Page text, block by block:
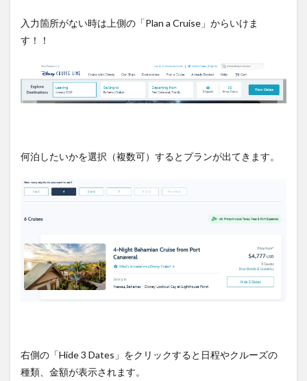
予約
時に
ック
して
おき
たい
め
入力箇所がない時は上側の「Plan a Cruise」からいけま
す！！
何泊したいかを選択（複数可）するとプランが出てきます。
右側の「Hide 3 Dates」をクリックすると日程やクルーズの
種類、金額が表示されます。